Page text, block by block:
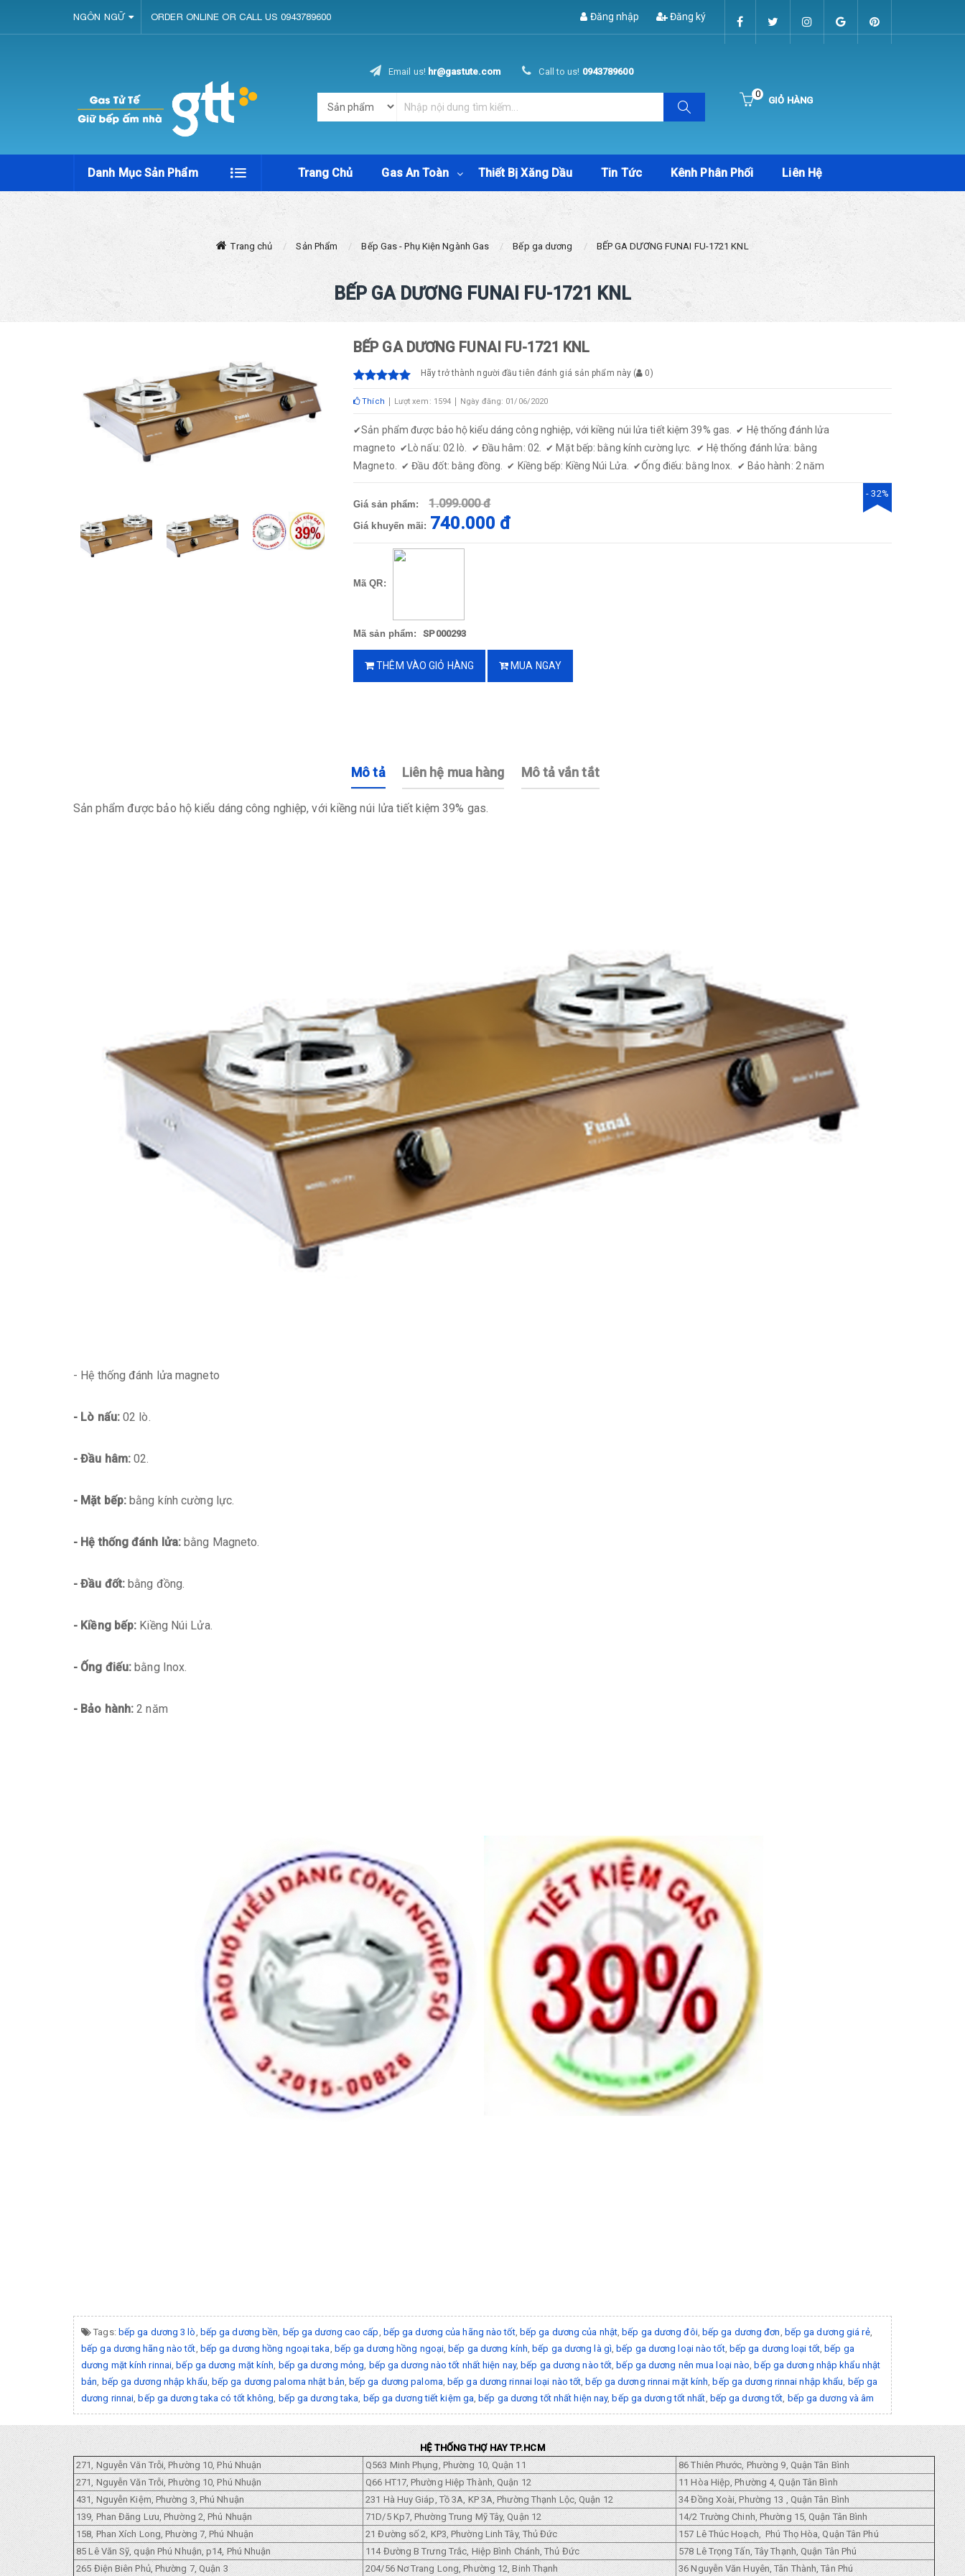
NGÔN NGỮ ORDER ONLINE OR CALL US 0943789600 Đăng nhập Đăng ký
Email us! hr@gastute.com Call to us! 0943789600
GIỎ HÀNG
0
Danh Mục Sản Phẩm Trang Chủ Gas An Toàn Thiết Bị Xăng Dầu Tin Tức Kênh Phân Phối Liên Hệ
Trang chủ Sản Phẩm Bếp Gas - Phụ Kiện Ngành Gas Bếp ga dương BẾP GA DƯƠNG FUNAI FU-1721 KNL
BẾP GA DƯƠNG FUNAI FU-1721 KNL
BẾP GA DƯƠNG FUNAI FU-1721 KNL
Hãy trở thành người đầu tiên đánh giá sản phẩm này ( 0)
Thích Lượt xem: 1594 Ngày đăng: 01/06/2020
✔Sản phẩm được bảo hộ kiểu dáng công nghiệp, với kiềng núi lửa tiết kiệm 39% gas. ✔ Hệ thống đánh lửa
magneto ✔ Lò nấu: 02 lò. ✔ Đầu hâm: 02. ✔ Mặt bếp: bằng kính cường lực. ✔ Hệ thống đánh lửa: bằng
Magneto. ✔ Đầu đốt: bằng đồng. ✔ Kiềng bếp: Kiềng Núi Lửa. ✔Ống điếu: bằng Inox. ✔ Bảo hành: 2 năm
Giá sản phẩm: 1.099.000 đ
Giá khuyến mãi: 740.000 đ
- 32%
Mã QR:
Mã sản phẩm: SP000293
THÊM VÀO GIỎ HÀNG MUA NGAY
Mô tả Liên hệ mua hàng Mô tả vắn tắt
Sản phẩm được bảo hộ kiểu dáng công nghiệp, với kiềng núi lửa tiết kiệm 39% gas.
- Hệ thống đánh lửa magneto
- Lò nấu:02 lò.
- Đầu hâm: 02.
- Mặt bếp:bằng kính cường lực.
- Hệ thống đánh lửa: bằng Magneto.
- Đầu đốt: bằng đồng.
- Kiềng bếp: Kiềng Núi Lửa.
- Ống điếu: bằng Inox.
- Bảo hành:2 năm
Tags: bếp ga dương 3 lò, bếp ga dương bền, bếp ga dương cao cấp, bếp ga dương của hãng nào tốt, bếp ga dương của nhật, bếp ga dương đôi, bếp ga dương đơn, bếp ga dương giá rẻ,
bếp ga dương hãng nào tốt, bếp ga dương hồng ngoại taka, bếp ga dương hồng ngoại, bếp ga dương kính, bếp ga dương là gì, bếp ga dương loại nào tốt, bếp ga dương loại tốt, bếp ga
dương mặt kính rinnai, bếp ga dương mặt kính, bếp ga dương mỏng, bếp ga dương nào tốt nhất hiện nay, bếp ga dương nào tốt, bếp ga dương nên mua loại nào, bếp ga dương nhập khẩu nhật
bản, bếp ga dương nhập khẩu, bếp ga dương paloma nhật bản, bếp ga dương paloma, bếp ga dương rinnai loại nào tốt, bếp ga dương rinnai mặt kính, bếp ga dương rinnai nhập khẩu, bếp ga
dương rinnai, bếp ga dương taka có tốt không, bếp ga dương taka, bếp ga dương tiết kiệm ga, bếp ga dương tốt nhất hiện nay, bếp ga dương tốt nhất, bếp ga dương tốt, bếp ga dương và âm
HỆ THỐNG THỢ HAY TP.HCM
271, Nguyễn Văn Trỗi, Phường 10, Phú Nhuận
Q563 Minh Phụng, Phường 10, Quận 11
86 Thiên Phước, Phường 9, Quận Tân Bình
271, Nguyễn Văn Trỗi, Phường 10, Phú Nhuận
Q66 HT17, Phường Hiệp Thành, Quận 12
11 Hòa Hiệp, Phường 4, Quận Tân Bình
431, Nguyễn Kiệm, Phường 3, Phú Nhuận
231 Hà Huy Giáp, Tồ 3A, KP 3A, Phường Thạnh Lộc, Quận 12
34 Đồng Xoài, Phường 13 , Quận Tân Bình
139, Phan Đăng Lưu, Phường 2, Phú Nhuận
71D/5 Kp7, Phường Trung Mỹ Tây, Quận 12
14/2 Trường Chinh, Phường 15, Quận Tân Bình
158, Phan Xích Long, Phường 7, Phú Nhuận
21 Đường số 2, KP3, Phường Linh Tây, Thủ Đức
157 Lê Thúc Hoạch, Phú Thọ Hòa, Quận Tân Phú
85 Lê Văn Sỹ, quận Phú Nhuận, p14, Phú Nhuận
114 Đường B Trưng Trắc, Hiệp Bình Chánh, Thủ Đức
578 Lê Trọng Tấn, Tây Thạnh, Quận Tân Phú
265 Điện Biên Phủ, Phường 7, Quận 3
204/56 Nơ Trang Long, Phường 12, Binh Thạnh 36 Nguyễn Văn Huyên, Tân Thành, Tân Phú